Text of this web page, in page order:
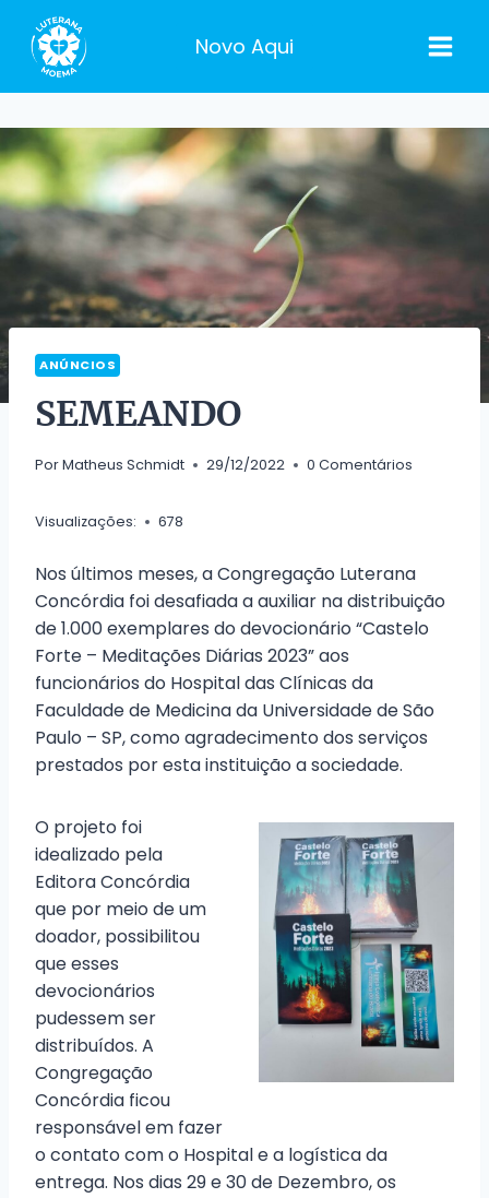
para
Conteúdo
Novo Aqui
ANÚNCIOS
SEMEANDO
PorMatheus Schmidt 29/12/2022 0 Comentários
Visualizações: 678
Nos últimos meses, a Congregação Luterana
Concórdia foi desafiada a auxiliar na distribuição
de 1.000 exemplares do devocionário “Castelo
Forte – Meditações Diárias 2023” aos
funcionários do Hospital das Clínicas da
Faculdade de Medicina da Universidade de São
Paulo – SP, como agradecimento dos serviços
prestados por esta instituição a sociedade.
O projeto foi
idealizado pela
Editora Concórdia
que por meio de um
doador, possibilitou
que esses
devocionários
pudessem ser
distribuídos. A
Congregação
Concórdia ficou
responsável em fazer
o contato com o Hospital e a logística da
entrega. Nos dias 29 e 30 de Dezembro, os